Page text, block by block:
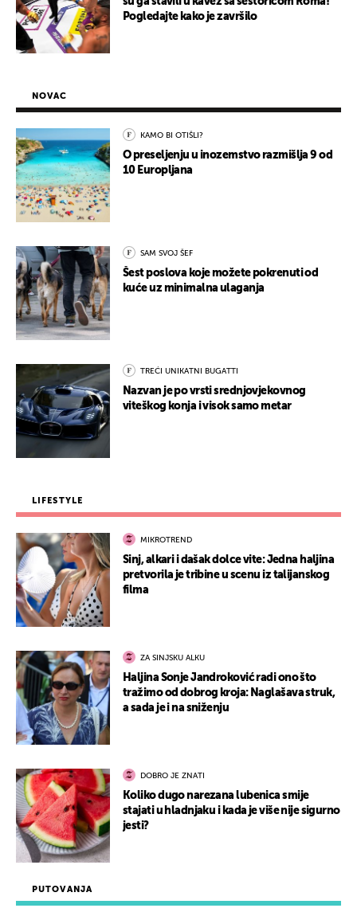
Pogledajte kako je završilo
PUTOVANJA
NOVAC
KAMO BI OTIŠLI?
O preseljenju u inozemstvo razmišlja 9 od
10 Europljana
SAM SVOJ ŠEF
Šest poslova koje možete pokrenuti od
kuće uz minimalna ulaganja
TREĆI UNIKATNI BUGATTI
Nazvan je po vrsti srednjovjekovnog
viteškog konja i visok samo metar
LIFESTYLE
MIKROTREND
Sinj, alkari i dašak dolce vite: Jedna haljina
pretvorila je tribine u scenu iz talijanskog
filma
ZA SINJSKU ALKU
Haljina Sonje Jandroković radi ono što
tražimo od dobrog kroja: Naglašava struk,
a sada je i na sniženju
DOBRO JE ZNATI
Koliko dugo narezana lubenica smije
stajati u hladnjaku i kada je više nije sigurno
jesti?